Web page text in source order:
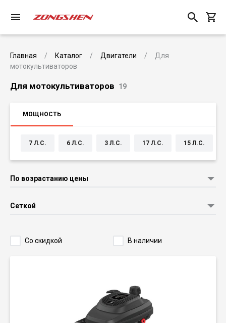
Главная Каталог Двигатели
Для
мотокультиваторов
Для мотокультиваторов 19
МОЩНОСТЬ
7 Л.С. 6 Л.С. 3 Л.С. 17 Л.С. 15 Л.С.
По возрастанию цены
Сеткой
Со скидкой В наличии